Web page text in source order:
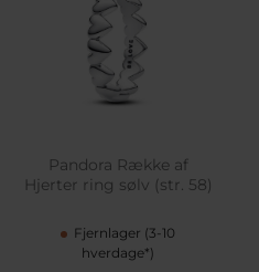
Pandora Række af
Hjerter ring sølv (str. 58)
Fjernlager (3-10
hverdage*)